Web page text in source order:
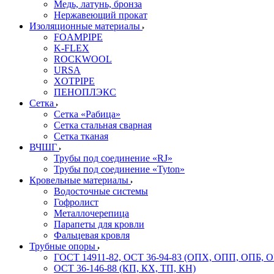
Медь, латунь, бронза
Нержавеющий прокат
Изоляционные материалы
FOAMPIPE
K-FLEX
ROCKWOOL
URSA
XOTPIPE
ПЕНОПЛЭКС
Сетка
Сетка «Рабица»
Сетка стальная сварная
Сетка тканая
ВЧШГ
Трубы под соединение «RJ»
Трубы под соединение «Tyton»
Кровельные материалы
Водосточные системы
Гофролист
Металлочерепица
Парапеты для кровли
Фальцевая кровля
Трубные опоры
ГОСТ 14911-82, ОСТ 36-94-83 (ОПХ, ОПП, ОПБ,
ОСТ 36-146-88 (КП, КХ, ТП, КН)